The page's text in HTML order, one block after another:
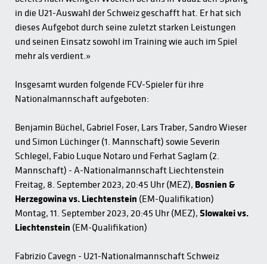
in die U21-Auswahl der Schweiz geschafft hat. Er hat sich
dieses Aufgebot durch seine zuletzt starken Leistungen
und seinen Einsatz sowohl im Training wie auch im Spiel
mehr als verdient.»
Insgesamt wurden folgende FCV-Spieler für ihre
Nationalmannschaft aufgeboten:
Benjamin Büchel, Gabriel Foser, Lars Traber, Sandro Wieser
und Simon Lüchinger (1. Mannschaft) sowie Severin
Schlegel, Fabio Luque Notaro und Ferhat Saglam (2.
Mannschaft) - A-Nationalmannschaft Liechtenstein
Freitag, 8. September 2023, 20:45 Uhr (MEZ), Bosnien &
Herzegowina vs. Liechtenstein (EM-Qualifikation)
Montag, 11. September 2023, 20:45 Uhr (MEZ), Slowakei vs.
Liechtenstein (EM-Qualifikation)
Fabrizio Cavegn - U21-Nationalmannschaft Schweiz